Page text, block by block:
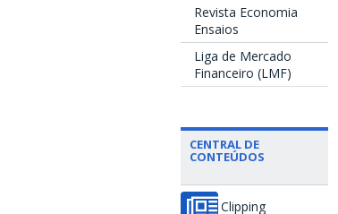
Revista Economia
Ensaios
Liga de Mercado
Financeiro (LMF)
CENTRAL DE
CONTEÚDOS
Clipping